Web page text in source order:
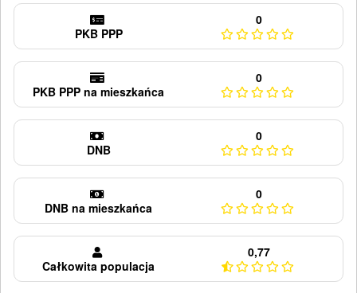
PKB PPP
0
PKB PPP na mieszkańca
0
DNB
0
DNB na mieszkańca
0
Całkowita populacja
0,77